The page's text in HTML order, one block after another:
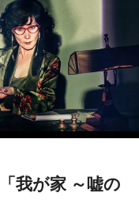
我が家 ～嘘の